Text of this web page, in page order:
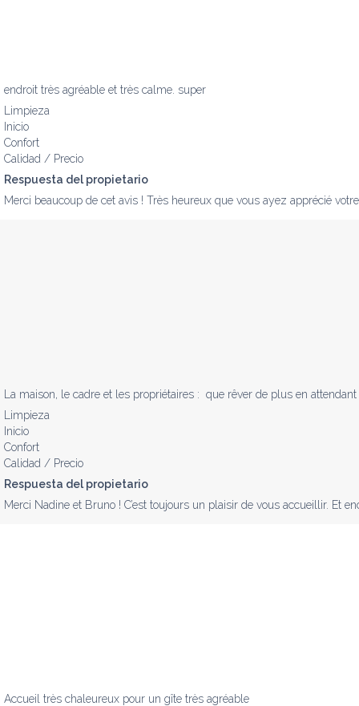
endroit très agréable et très calme. super
Limpieza
Inicio
Confort
Calidad / Precio
Respuesta del propietario
Merci beaucoup de cet avis ! Très heureux que vous ayez apprécié
La maison, le cadre et les propriétaires :  que rêver de plus en
Limpieza
Inicio
Confort
Calidad / Precio
Respuesta del propietario
Merci Nadine et Bruno ! C’est toujours un plaisir de vous accueillir. Et
Accueil très chaleureux pour un gîte très agréable